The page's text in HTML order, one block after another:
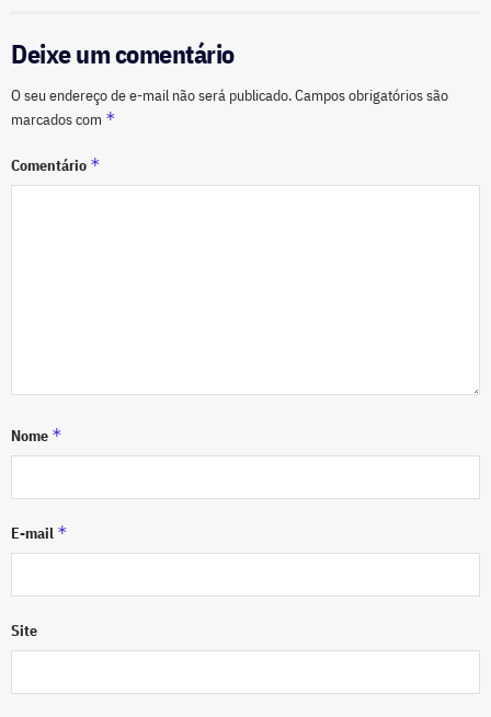
Deixe um comentário
O seu endereço de e-mail não será publicado.Campos obrigatórios são
marcados com *
Comentário *
Nome *
E-mail *
Site